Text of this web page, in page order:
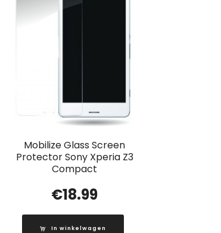
Mobilize Glass Screen
Protector Sony Xperia Z3
Compact
€18.99
In winkelwagen